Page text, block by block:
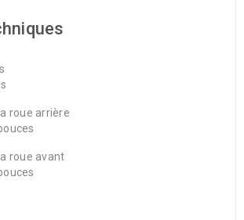
roue arrière
roue avant